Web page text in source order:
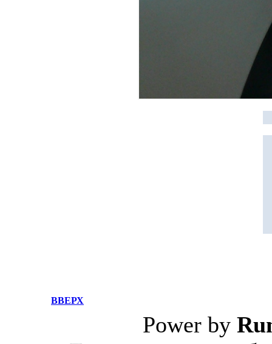
ВВЕРХ
Power by